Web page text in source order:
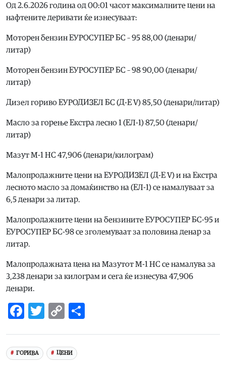
Од 2.6.2026 година од 00:01 часот максималните цени на
нафтените деривати ќе изнесуваат:
Моторен бензин ЕУРОСУПЕР БС – 95 88,00 (денари/
литар)
Моторен бензин ЕУРОСУПЕР БС – 98 90,00 (денари/
литар)
Дизел гориво ЕУРОДИЗЕЛ БС (Д-Е V) 85,50 (денари/литар)
Масло за горење Екстра лесно 1 (ЕЛ-1) 87,50 (денари/
литар)
Мазут М-1 НС 47,906 (денари/килограм)
Малопродажните цени на ЕУРОДИЗЕЛ (Д-Е V) и на Екстра
лесното масло за домаќинство на (ЕЛ-1) се намалуваат за
6,5 денари за литар.
Малопродажните цени на бензините ЕУРОСУПЕР БС-95 и
ЕУРОСУПЕР БС-98 се зголемуваат за половина денар за
литар.
Малопродажната цена на Мазутот М-1 НС се намалува за
3,238 денари за килограм и сега ќе изнесува 47,906
денари.
Facebook
Twitter
Copy
ГОРИВА ЦЕНИ